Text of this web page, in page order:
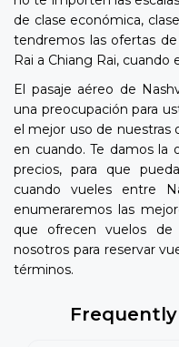
de clase económica,
tendremos las ofertas
Rai a Chiang Rai, cuando
El pasaje aéreo de
una preocupación para
el mejor uso de nuestras
en cuando. Te damos la
precios, para que
cuando vueles entre
enumeraremos las
que ofrecen vuelos
nosotros para reservar
términos.